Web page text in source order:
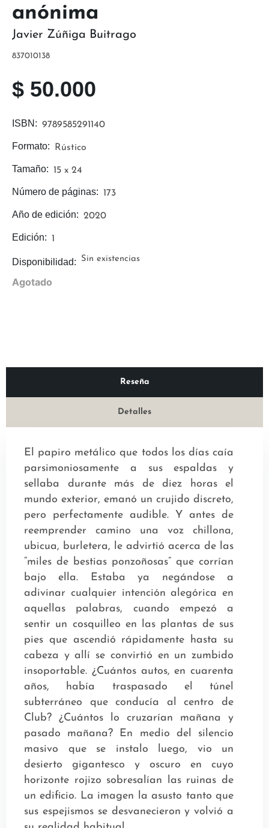
Agotado
Disponibilidad: Sin existencias
Edición: 1
Año de edición: 2020
Número de páginas: 173
Tamaño: 15 x 24
Formato: Rústico
ISBN: 9789585291140
$ 50.000
837010138
Javier Zúñiga Buitrago
anónima
Reseña
Detalles
El papiro metálico que todos los días caía
parsimoniosamente a sus espaldas y
sellaba durante más de diez horas el
mundo exterior, emanó un crujido discreto,
pero perfectamente audible. Y antes de
reemprender camino una voz chillona,
ubicua, burletera, le advirtió acerca de las
“miles de bestias ponzoñosas” que corrían
bajo ella. Estaba ya negándose a
adivinar cualquier intención alegórica en
aquellas palabras, cuando empezó a
sentir un cosquilleo en las plantas de sus
pies que ascendió rápidamente hasta su
cabeza y allí se convirtió en un zumbido
insoportable. ¿Cuántos autos, en cuarenta
años, había traspasado el túnel
subterráneo que conducía al centro de
Club? ¿Cuántos lo cruzarían mañana y
pasado mañana? En medio del silencio
masivo que se instalo luego, vio un
desierto gigantesco y oscuro en cuyo
horizonte rojizo sobresalían las ruinas de
un edificio. La imagen la asusto tanto que
sus espejismos se desvanecieron y volvió a